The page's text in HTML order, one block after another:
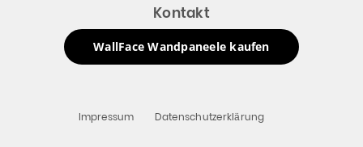
Kontakt
WallFace Wandpaneele kaufen
Impressum Datenschutzerklärung